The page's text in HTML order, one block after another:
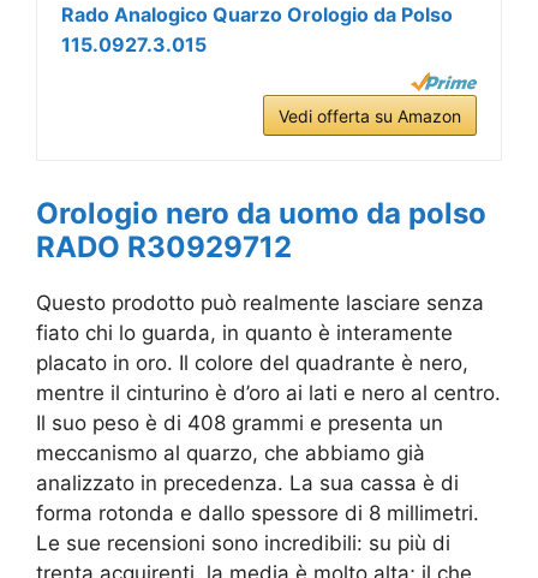
Rado Analogico Quarzo Orologio da Polso
115.0927.3.015
Vedi offerta su Amazon
Orologio nero da uomo da polso
RADO R30929712
Questo prodotto può realmente lasciare senza
fiato chi lo guarda, in quanto è interamente
placato in oro. Il colore del quadrante è nero,
mentre il cinturino è d’oro ai lati e nero al centro.
Il suo peso è di 408 grammi e presenta un
meccanismo al quarzo, che abbiamo già
analizzato in precedenza. La sua cassa è di
forma rotonda e dallo spessore di 8 millimetri.
Le sue recensioni sono incredibili: su più di
trenta acquirenti, la media è molto alta; il che